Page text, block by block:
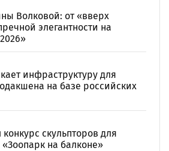
Волковой: от «вверх
элегантности на
инфраструктуру для
на базе российских
конкурс скульпторов для
на балконе»